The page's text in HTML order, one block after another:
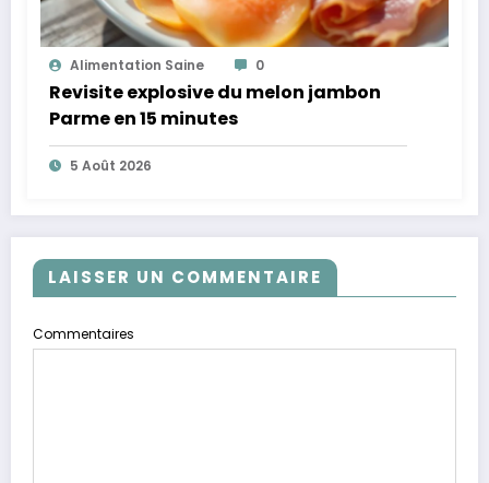
Alimentation Saine 0
Revisite explosive du melon jambon
Parme en 15 minutes
5 Août 2026
LAISSER UN COMMENTAIRE
Commentaires